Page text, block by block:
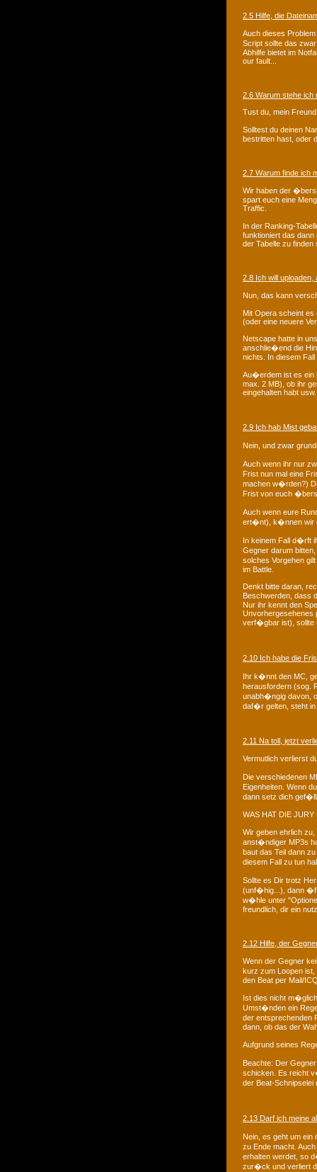
2.5 Hilfe, die
Auch dieses
Script sollte das
Abhilfe bietet im
our fault...
2.6 Warum stehe ich
Tust du, mein
Solltest du deinen
bestritten hast, oder
2.7 Warum finde ich
Wir haben der
spart euch eine
Traffic.
In der Ranking-
funktioniert das dann
der Tabelle zu finden
2.8 Ich will uploaden,
Nun, das kann
Mit Opera scheint es
(oder eine neuere
Netscape hatte in
anschlie�end die
nichts. In diesem
Au�erdem ist es ein
max. 2 MB), ob ihr
eingehalten habt
2.9 Ich hab Mist
Nein, und zwar
Auch wenn ihr nur
Frist nun mal eine
machen w�rden?)
Frist von euch
Auch wenn eure
ert�nt), k�nnen wir
In keinem Fall d�rft
Gegner darum
solches Vorgehen
im Battle.
Denkt bitte daran,
Beschwerden, dass
Nur ihr kennt den
Unvorhergesehenes
verf�gbar ist), sollte
2.10 Ich habe die
Ihr k�nnt den MC,
herausfordern (sog.
unabh�ngig davon,
daf�r gelten, steht in
2.11 Na toll, jetzt
Vermutlich verlierst
Die verschiedenen
Eigenheiten. Wenn
dann setz dich
WAS HAT DIE
Wir geben ehrlich
anst�ndiger MP3s
baut das Teil dann
diesem Fall zu tun
Sollte es Dir trotz
(unf�hig...), dann
w�hle unter
freundlich, dir ein
2.12 Hilfe, der
Wenn der Gegner
kurz zum Loopen
den Beat per Mail/
Ist dies nicht
Umst�nden ein
der entsprechenden
dann, ob das der
Aufgrund seines
Beachte: Der
schicken. Es reicht
der Beat-
2.13 Darf ich meine
Nein, es geht um ein
zu Ende macht.
erhalten werdet, so
zur�ck und verliert